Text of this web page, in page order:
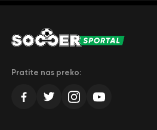
Pratite nas preko: